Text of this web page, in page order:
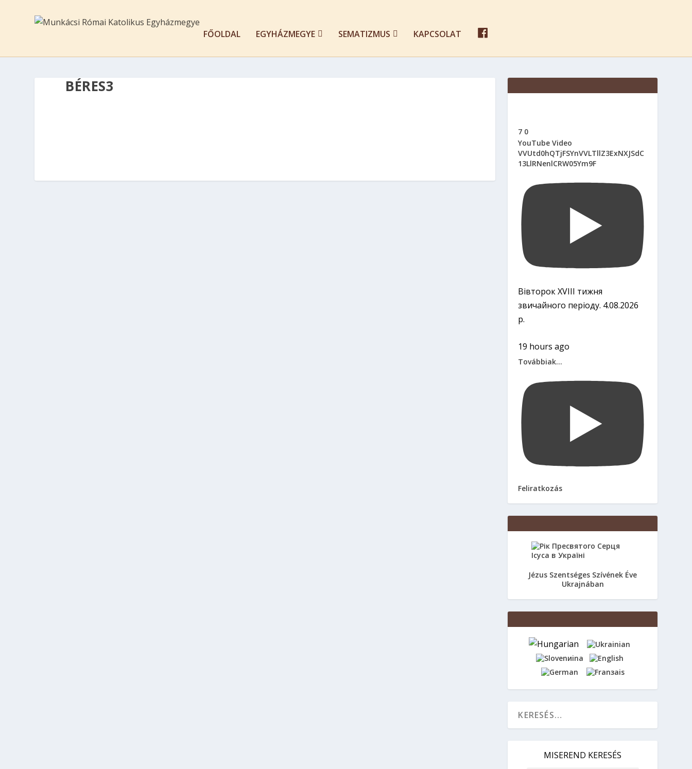
FŐOLDAL EGYHÁZMEGYE SEMATIZMUS KAPCSOLAT
E
BÉRES3
7 0
YouTube Video
VVUtd0hQTjFSYnVVLTllZ3ExNXJSdC
13LlRNenlCRW05Ym9F
Вівторок ХVІІІ тижня
звичайного періоду. 4.08.2026
р.
19 hours ago
Továbbiak...
Feliratkozás
Jézus Szentséges Szívének Éve
Ukrajnában
MISEREND KERESÉS